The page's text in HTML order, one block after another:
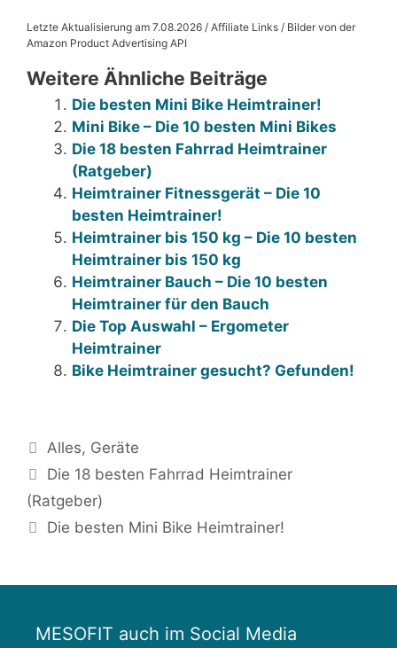
Letzte Aktualisierung am 7.08.2026 / Affiliate Links / Bilder von der
Amazon Product Advertising API
Weitere Ähnliche Beiträge
Die besten Mini Bike Heimtrainer!
Mini Bike – Die 10 besten Mini Bikes
Die 18 besten Fahrrad Heimtrainer
(Ratgeber)
Heimtrainer Fitnessgerät – Die 10
besten Heimtrainer!
Heimtrainer bis 150 kg – Die 10 besten
Heimtrainer bis 150 kg
Heimtrainer Bauch – Die 10 besten
Heimtrainer für den Bauch
Die Top Auswahl – Ergometer
Heimtrainer
Bike Heimtrainer gesucht? Gefunden!
Kategorien
Alles, Geräte
Beitrags-
Navigation
Die 18 besten Fahrrad Heimtrainer
(Ratgeber)
Die besten Mini Bike Heimtrainer!
MESOFIT auch im Social Media